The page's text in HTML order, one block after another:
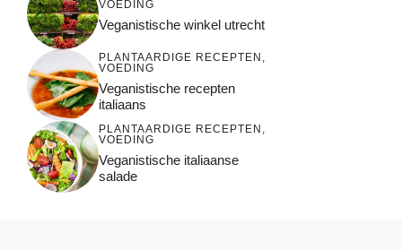
VOEDING
Veganistische winkel utrecht
PLANTAARDIGE RECEPTEN ,
VOEDING
Veganistische recepten
italiaans
PLANTAARDIGE RECEPTEN ,
VOEDING
Veganistische italiaanse
salade